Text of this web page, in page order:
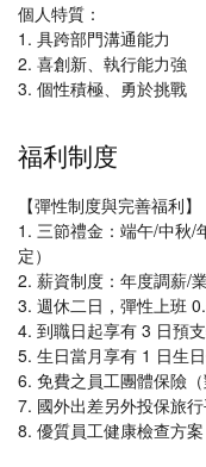
個人特質：
1. 具跨部門溝通能力
2. 喜創新、執行能力強
3. 個性積極、勇於挑戰
福利制度
【彈性制度與完善福利】
1. 三節禮金：端午/中秋/
定）
2. 薪資制度：年度調薪/
3. 週休二日，彈性上班
4. 到職日起享有 3 日預
5. 生日當月享有 1 日生
6. 免費之員工團體保險（
7. 國外出差另外投保旅
8. 優質員工健康檢查方